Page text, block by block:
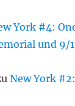
York #4:
und 9/
New York